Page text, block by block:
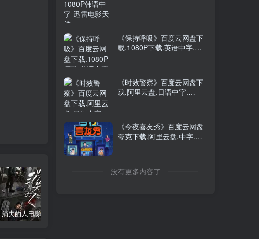
《保持呼吸》百度云网盘下
载.1080P下载.英语中字.
《时效警察》百度云网盘下
载.阿里云盘.日语中字.
《今夜喜友秀》百度云网盘
夸克下载.阿里云盘.中字.
没有更多内容了